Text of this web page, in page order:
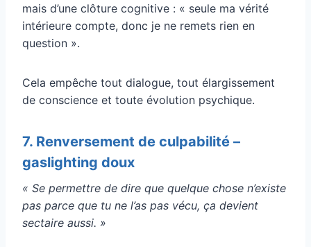
mais d’une clôture cognitive : « seule ma vérité
intérieure compte, donc je ne remets rien en
question ».
Cela empêche tout dialogue, tout élargissement
de conscience et toute évolution psychique.
7. Renversement de culpabilité –
gaslighting doux
« Se permettre de dire que quelque chose n’existe
pas parce que tu ne l’as pas vécu, ça devient
sectaire aussi. »